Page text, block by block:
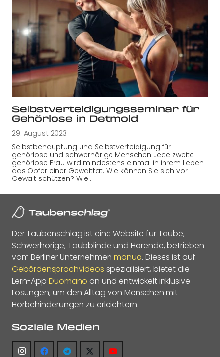
Selbstverteidigungsseminar für
Gehörlose in Detmold
29. August 2023
Selbstbehauptung und Selbstverteidigung für
gehörlose und schwerhörige Menschen Jede zweite
gehörlose Frau wird mindestens einmal in ihrem Leben
das Opfer einer Gewalttat. Wie können Sie sich vor
Gewalt schützen? Wie…
Der Taubenschlag ist eine Website für Taube,
Schwerhörige, Taubblinde und Hörende, betrieben
vom Berliner Unternehmen manua. Dieses ist auf
Gebärdensprachvideos spezialisiert, bietet die
Lern-App Duomano an und entwickelt inklusive
Lösungen, um den Alltag von Menschen mit
Hörbehinderungen zu erleichtern.
Soziale Medien